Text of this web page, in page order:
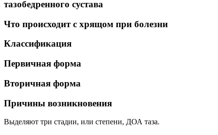
тазобедренного сустава
Что происходит с хрящом при болезни
Классификация
Первичная форма
Вторичная форма
Причины возникновения
Выделяют три стадии, или степени, ДОА таза.